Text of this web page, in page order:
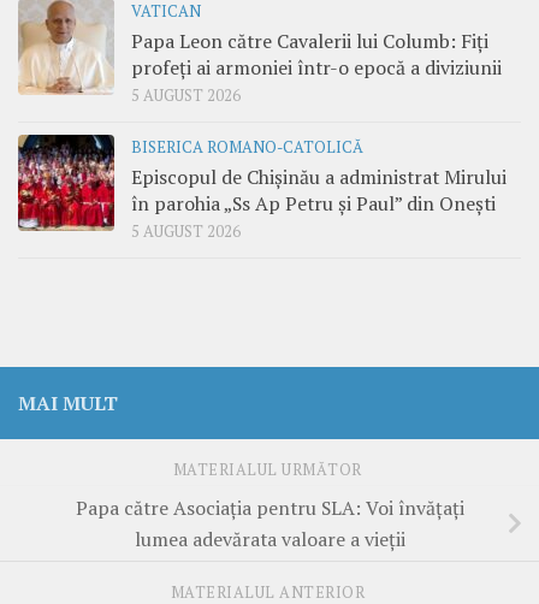
VATICAN
Papa Leon către Cavalerii lui Columb: Fiți
profeți ai armoniei într-o epocă a diviziunii
5 AUGUST 2026
BISERICA ROMANO-CATOLICĂ
Episcopul de Chișinău a administrat Mirului
în parohia „Ss Ap Petru și Paul” din Onești
5 AUGUST 2026
MAI MULT
MATERIALUL URMĂTOR
Papa către Asociația pentru SLA: Voi învățați
lumea adevărata valoare a vieții
MATERIALUL ANTERIOR